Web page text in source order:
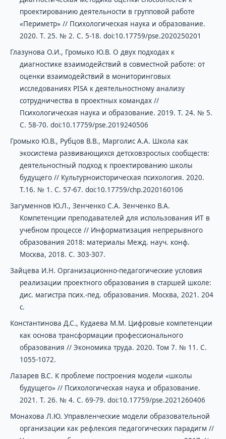
проектированию деятельности в групповой работе
«Периметр» // Психологическая наука и образование.
2020. Т. 25. № 2. С. 5-18. doi:10.17759/pse.2020250201
Глазунова О.И., Громыко Ю.В. О двух подходах к
диагностике взаимодействий в совместной работе: от
оценки взаимодействий в мониторинговых
исследованиях PISA к деятельностному анализу
сотрудничества в проектных командах //
Психологическая наука и образование. 2019. Т. 24. № 5.
С. 58-70. doi:10.17759/pse.2019240506
Громыко Ю.В., Рубцов В.В., Марголис А.А. Школа как
экосистема развивающихся детсковзрослых сообществ:
деятельностный подход к проектированию школы
будущего // Культурноисторическая психология. 2020.
Т.16. № 1. С. 57-67. doi:10.17759/chp.2020160106
Загуменнов Ю.Л., Зенченко С.А. Зенченко В.А.
Компетенции преподавателей для использования ИТ в
учебном процессе // Информатизация непрерывного
образования 2018: материалы Межд. науч. конф.
Москва, 2018. С. 303-307.
Зайцева И.Н. Организационно-педагогические условия
реализации проектного образования в старшей школе:
дис. магистра псих.-пед. образования. Москва, 2021. 204
с.
Константинова Д.С., Кудаева М.М. Цифровые компетенции
как основа трансформации профессионального
образования // Экономика труда. 2020. Том 7. № 11. С.
1055-1072.
Лазарев В.С. К проблеме построения модели «школы
будущего» // Психологическая наука и образование.
2021. Т. 26. № 4. С. 69-79. doi:10.17759/pse.2021260406
Монахова Л.Ю. Управленческие модели образовательной
организации как рефлексия педагогических парадигм //